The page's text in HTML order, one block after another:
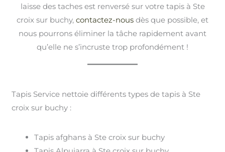
laisse des taches est renversé sur votre tapis à Ste
croix sur buchy, contactez-nous dès que possible, et
nous pourrons éliminer la tâche rapidement avant
qu’elle ne s’incruste trop profondément !
Tapis Service nettoie différents types de tapis à Ste
croix sur buchy :
Tapis afghans à Ste croix sur buchy